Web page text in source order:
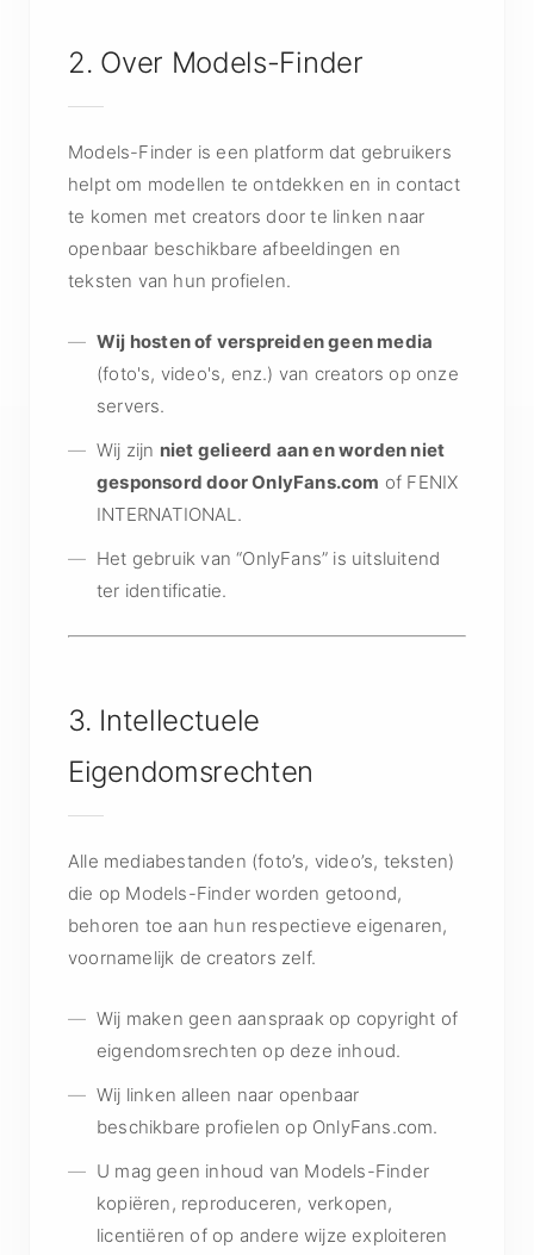
2. Over Models-Finder
Models-Finder is een platform dat gebruikers
helpt om modellen te ontdekken en in contact
te komen met creators door te linken naar
openbaar beschikbare afbeeldingen en
teksten van hun profielen.
Wij hosten of verspreiden geen media
(foto's, video's, enz.) van creators op onze
servers.
Wij zijn niet gelieerd aan en worden niet
gesponsord door OnlyFans.com of FENIX
INTERNATIONAL.
Het gebruik van “OnlyFans” is uitsluitend
ter identificatie.
3. Intellectuele
Eigendomsrechten
Alle mediabestanden (foto’s, video’s, teksten)
die op Models-Finder worden getoond,
behoren toe aan hun respectieve eigenaren,
voornamelijk de creators zelf.
Wij maken geen aanspraak op copyright of
eigendomsrechten op deze inhoud.
Wij linken alleen naar openbaar
beschikbare profielen op OnlyFans.com.
U mag geen inhoud van Models-Finder
kopiëren, reproduceren, verkopen,
licentiëren of op andere wijze exploiteren